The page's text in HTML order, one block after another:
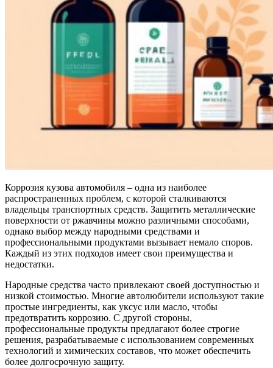
Коррозия кузова автомобиля – одна из наиболее
распространенных проблем, с которой сталкиваются
владельцы транспортных средств. Защитить металлические
поверхности от ржавчины можно различными способами,
однако выбор между народными средствами и
профессиональными продуктами вызывает немало споров.
Каждый из этих подходов имеет свои преимущества и
недостатки.
Народные средства часто привлекают своей доступностью и
низкой стоимостью. Многие автолюбители используют такие
простые ингредиенты, как уксус или масло, чтобы
предотвратить коррозию. С другой стороны,
профессиональные продукты предлагают более строгие
решения, разрабатываемые с использованием современных
технологий и химических составов, что может обеспечить
более долгосрочную защиту.